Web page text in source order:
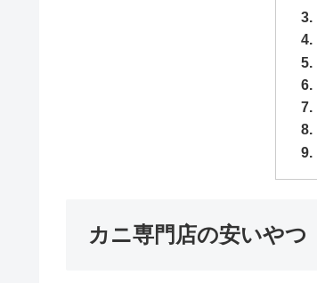
カニ専門店の安いやつ